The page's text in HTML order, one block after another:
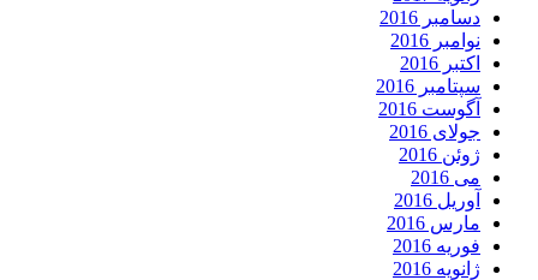
دسامبر 2016
نوامبر 2016
اکتبر 2016
سپتامبر 2016
آگوست 2016
جولای 2016
ژوئن 2016
می 2016
آوریل 2016
مارس 2016
فوریه 2016
ژانویه 2016